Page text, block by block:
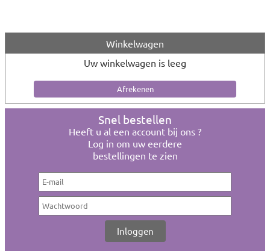
Winkelwagen
Uw winkelwagen is leeg
Snel bestellen
Heeft u al een account bij ons ?
Log in om uw eerdere
bestellingen te zien